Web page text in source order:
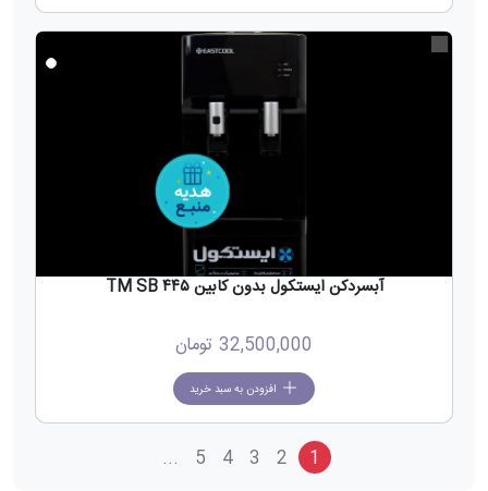
آبسردکن ایستکول بدون کابین TM SB ۴۴۵
32,500,000 تومان
افزودن به سبد خرید
1
2
3
4
5
...